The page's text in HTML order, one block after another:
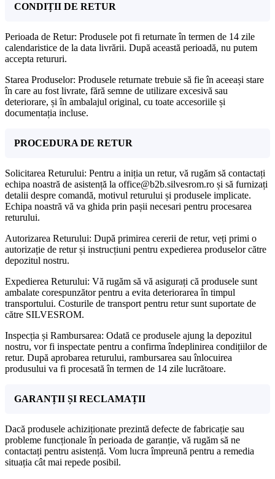
CONDIȚII DE RETUR
Perioada de Retur: Produsele pot fi returnate în termen de 14 zile
calendaristice de la data livrării. După această perioadă, nu putem
accepta retururi.
Starea Produselor: Produsele returnate trebuie să fie în aceeași stare
în care au fost livrate, fără semne de utilizare excesivă sau
deteriorare, și în ambalajul original, cu toate accesoriile și
documentația incluse.
PROCEDURA DE RETUR
Solicitarea Returului: Pentru a iniția un retur, vă rugăm să contactați
echipa noastră de asistență la office@b2b.silvesrom.ro și să furnizați
detalii despre comandă, motivul returului și produsele implicate.
Echipa noastră vă va ghida prin pașii necesari pentru procesarea
returului.
Autorizarea Returului: După primirea cererii de retur, veți primi o
autorizație de retur și instrucțiuni pentru expedierea produselor către
depozitul nostru.
Expedierea Returului: Vă rugăm să vă asigurați că produsele sunt
ambalate corespunzător pentru a evita deteriorarea în timpul
transportului. Costurile de transport pentru retur sunt suportate de
către SILVESROM.
Inspecția și Rambursarea: Odată ce produsele ajung la depozitul
nostru, vor fi inspectate pentru a confirma îndeplinirea condițiilor de
retur. După aprobarea returului, rambursarea sau înlocuirea
produsului va fi procesată în termen de 14 zile lucrătoare.
GARANȚII ȘI RECLAMAȚII
Dacă produsele achiziționate prezintă defecte de fabricație sau
probleme funcționale în perioada de garanție, vă rugăm să ne
contactați pentru asistență. Vom lucra împreună pentru a remedia
situația cât mai repede posibil.